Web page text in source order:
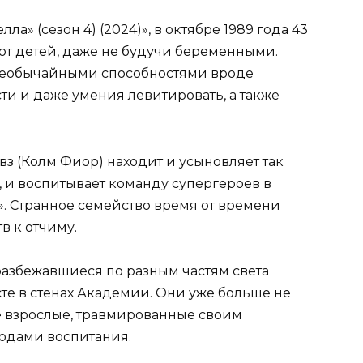
(сезон 4) (2024)», в октябре 1989 года 43
детей, даже не будучи беременными.
способностями вроде
и даже умения левитировать, а также
(Колм Фиор) находит и усыновляет так
и воспитывает команду супергероев в
семейство время от времени
к отчиму.
по разным частям света
в стенах Академии. Они уже больше не
взрослые, травмированные своим
воспитания.